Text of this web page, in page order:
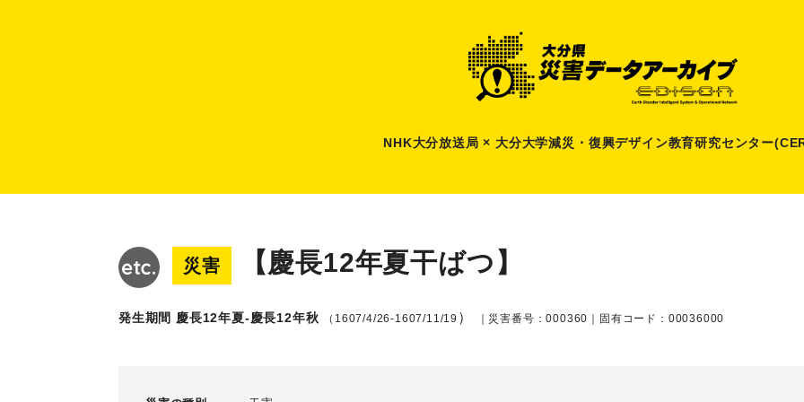
NHK大分放送局 × 大分大学減災 ・ 復興デザイン教育研究センター
災害 【慶長12年夏干ばつ】
発生期間 慶長12年夏-慶長12年秋 （1607/4/26-1607/11/19 ） ｜災害番号：000360｜固有コード：00036000